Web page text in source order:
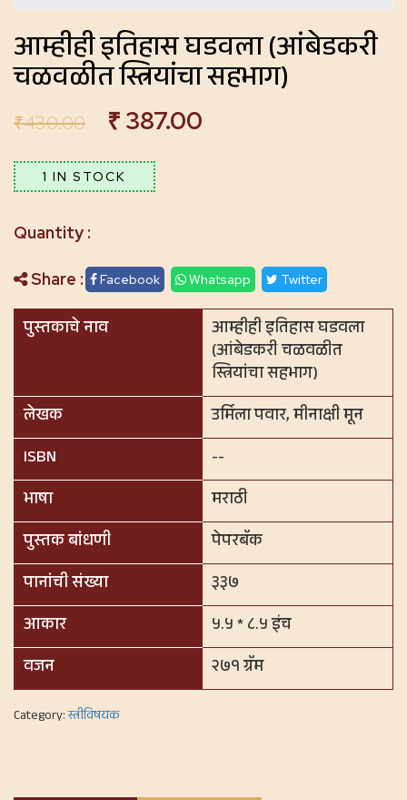
आम्हीही इतिहास घडवला (आंबेडकरी
चळवळीत स्त्रियांचा सहभाग)
₹430.00 ₹ 387.00
1 IN STOCK
Share : Facebook Whatsapp Twitter
पुस्तकाचे नाव
आम्हीही इतिहास घडवला
(आंबेडकरी चळवळीत
स्त्रियांचा सहभाग)
लेखक
उर्मिला पवार, मीनाक्षी मून
ISBN
--
भाषा
मराठी
पुस्तक बांधणी
पेपरबॅक
पानांची संख्या
३३७
आकार
५.५ * ८.५ इंच
वजन
२७१ ग्रॅम
Category:स्त्रीविषयक